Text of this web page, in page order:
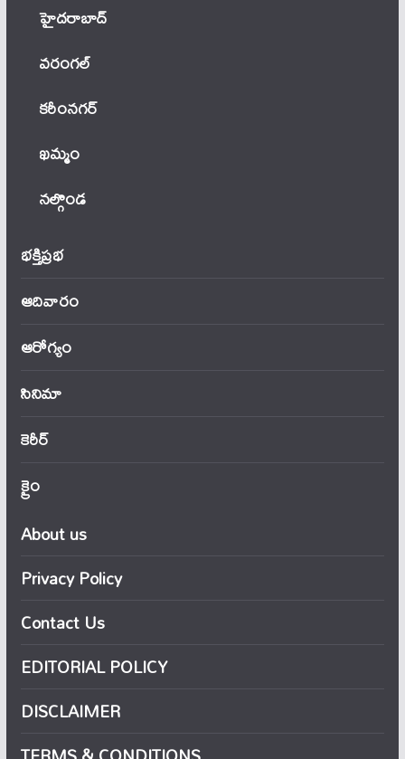
హైదరాబాద్
వ‌రంగ‌ల్
కరీంనగర్
ఖ‌మ్మం
నల్గొండ
భక్తిప్రభ
ఆదివారం
ఆరోగ్యం
సినిమా
కెరీర్
క్రైం
About us
Privacy Policy
Contact Us
EDITORIAL POLICY
DISCLAIMER